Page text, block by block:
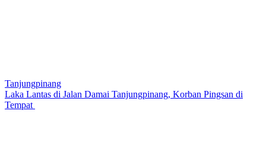
Tanjungpinang
Laka Lantas di Jalan Damai Tanjungpinang, Korban Pingsan di
Tempat